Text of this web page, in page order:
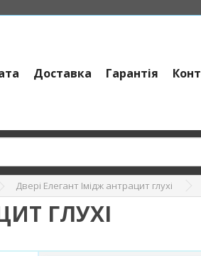
Доставка Гарантія
Двері Елегант Імідж антрацит глухі
ГЛУХІ